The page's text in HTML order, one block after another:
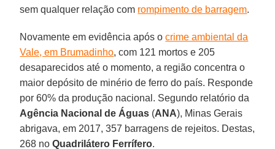
sem qualquer relação com rompimento de barragem.
Novamente em evidência após ocrime ambiental da
Vale, em Brumadinho, com 121 mortos e 205
desaparecidos até o momento, a região concentra o
maior depósito de minério de ferro do país. Responde
por 60% da produção nacional. Segundo relatório da
Agência Nacional de Águas (ANA), Minas Gerais
abrigava, em 2017, 357 barragens de rejeitos. Destas,
268 noQuadrilátero Ferrífero.